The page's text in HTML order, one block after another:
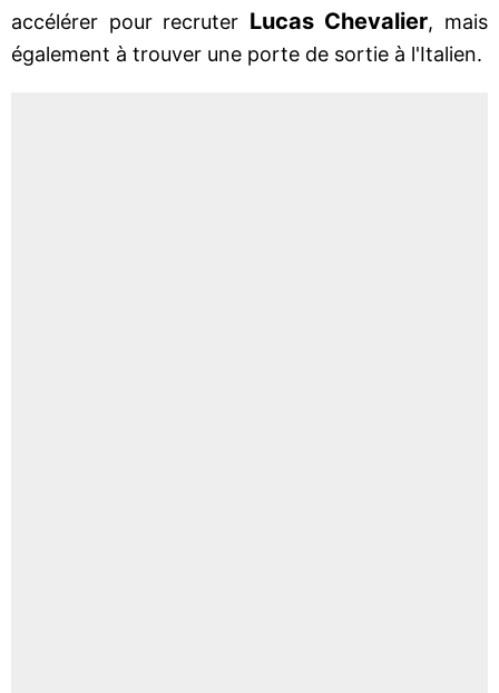
accélérer pour recruter Lucas Chevalier, mais
également à trouver une porte de sortie à l'Italien.